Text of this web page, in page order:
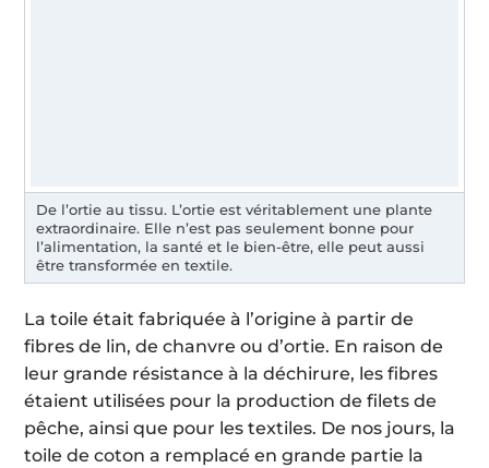
De l’ortie au tissu. L’ortie est véritablement une plante
extraordinaire. Elle n’est pas seulement bonne pour
l’alimentation, la santé et le bien-être, elle peut aussi
être transformée en textile.
La toile était fabriquée à l’origine à partir de
fibres de lin, de chanvre ou d’ortie. En raison de
leur grande résistance à la déchirure, les fibres
étaient utilisées pour la production de filets de
pêche, ainsi que pour les textiles. De nos jours, la
toile de coton a remplacé en grande partie la